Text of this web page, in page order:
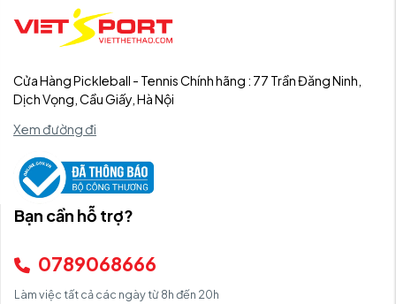
Cửa Hàng Pickleball - Tennis Chính hãng : 77 Trần Đăng Ninh,
Dịch Vọng, Cầu Giấy, Hà Nội
Xem đường đi
Bạn cần hỗ trợ?
0789068666
Làm việc tất cả các ngày từ 8h đến 20h